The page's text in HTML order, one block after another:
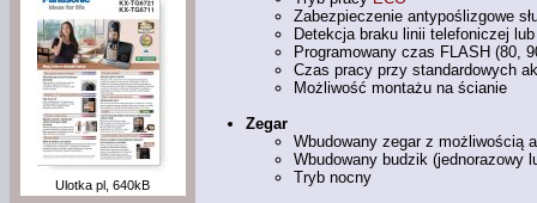
Ulotka pl, 640kB
Zabezpieczenie antypoślizgowe
Detekcja braku linii telefoniczej
Programowany czas FLASH (80,
Czas pracy przy standardowych
Możliwość montażu na ścianie
Zegar
Wbudowany zegar z możliwością
Wbudowany budzik (jednorazowy
Tryb nocny